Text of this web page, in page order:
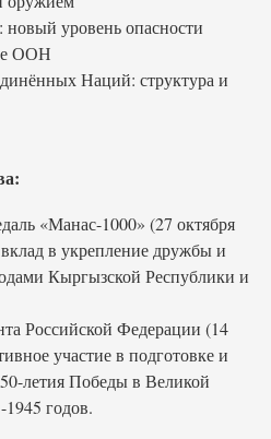
уровень опасности
ООН
Наций: структура и
«Манас-1000» (27 октября
в укрепление дружбы и
Кыргызской Республики и
Российской Федерации (14
участие в подготовке и
летия Победы в Великой
годов.